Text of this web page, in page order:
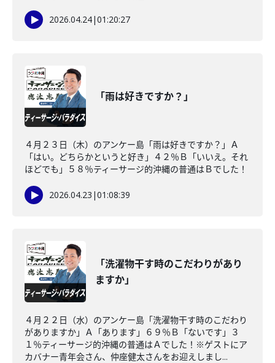
2026.04.24|01:20:27
「雨は好きですか？」
４月２３日（木）のアンケー島「雨は好きですか？」Ａ
「はい。どちらかというと好き」４２％Ｂ「いいえ。それ
ほどでも」５８％ティーサージ的沖縄の普通はＢでした！
2026.04.23 |01:08:39
「洗濯物干す時のこだわりがあり
ますか」
４月２２日（水）のアンケー島「洗濯物干す時のこだわり
がありますか」Ａ「あります」６９％Ｂ「ないです」３
１％ティーサージ的沖縄の普通はＡでした！※ゲストにア
カバナー青年会さん、仲座健太さんをお迎えしまし...